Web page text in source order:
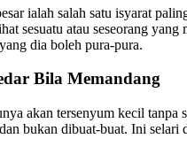
ialah salah satu isyarat
sesuatu atau seseorang
dia boleh pura-pura.
Bila Memandang
akan tersenyum kecil tanpa
bukan dibuat-buat. Ini selari